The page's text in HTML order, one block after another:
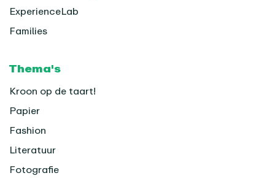
ExperienceLab
Families
Thema's
Kroon op de taart!
Papier
Fashion
Literatuur
Fotografie